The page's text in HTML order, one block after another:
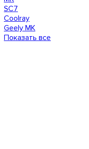
SC7
Coolray
Geely MK
Показать все